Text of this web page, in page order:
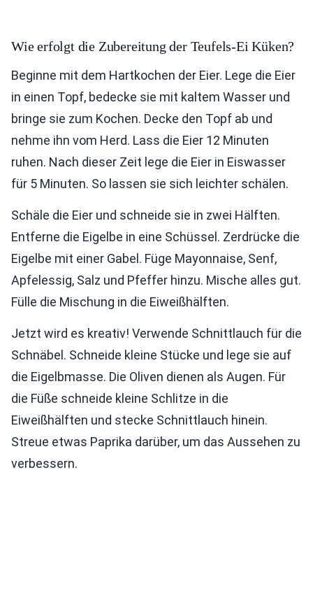
Wie erfolgt die Zubereitung der Teufels-Ei Küken?
Beginne mit dem Hartkochen der Eier. Lege die Eier
in einen Topf, bedecke sie mit kaltem Wasser und
bringe sie zum Kochen. Decke den Topf ab und
nehme ihn vom Herd. Lass die Eier 12 Minuten
ruhen. Nach dieser Zeit lege die Eier in Eiswasser
für 5 Minuten. So lassen sie sich leichter schälen.
Schäle die Eier und schneide sie in zwei Hälften.
Entferne die Eigelbe in eine Schüssel. Zerdrücke die
Eigelbe mit einer Gabel. Füge Mayonnaise, Senf,
Apfelessig, Salz und Pfeffer hinzu. Mische alles gut.
Fülle die Mischung in die Eiweißhälften.
Jetzt wird es kreativ! Verwende Schnittlauch für die
Schnäbel. Schneide kleine Stücke und lege sie auf
die Eigelbmasse. Die Oliven dienen als Augen. Für
die Füße schneide kleine Schlitze in die
Eiweißhälften und stecke Schnittlauch hinein.
Streue etwas Paprika darüber, um das Aussehen zu
verbessern.